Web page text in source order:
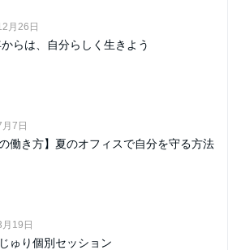
月26日
らは、自分らしく生きよう
7日
の働き方】夏のオフィスで自分を守る方法
19日
ゅり個別セッション